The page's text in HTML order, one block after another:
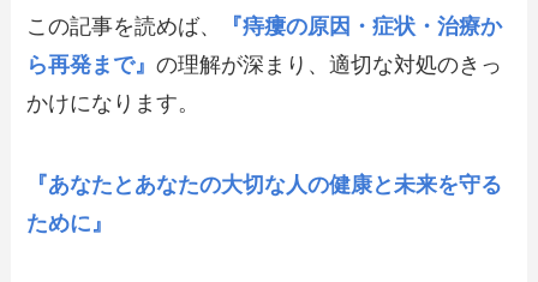
この記事を読めば、
『痔瘻の原因・症状・治療か
ら再発まで』の理解が深まり、適切な対処のきっ
かけになります。
『あなたとあなたの大切な人の健康と未来を守る
ために』